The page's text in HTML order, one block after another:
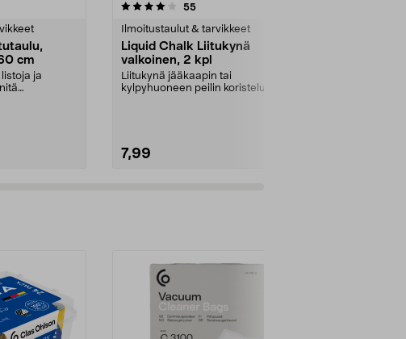
cm
ja
55arvostelut
Ilmoitustaulut & tarvikkeet
Liquid Chalk Liitukynä
valkoinen, 2 kpl
Liitukynä jääkaapin tai
kylpyhuoneen peilin koristeluun tai
7,99
4.0 viidestä